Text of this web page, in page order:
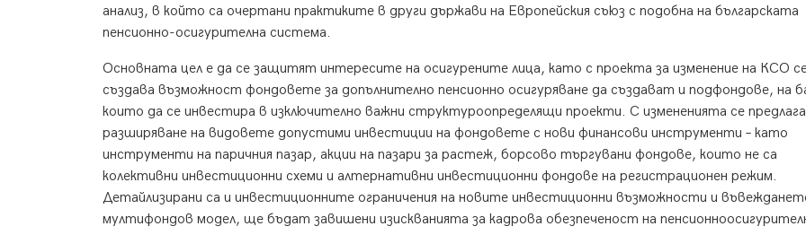
анализ, в който са очертани практиките в други държави на Европейския съюз с подобна на българската
пенсионно-осигурителна система.
Основната цел е да се защитят интересите на осигурените лица, като с проекта за изменение на КСО
създава възможност фондовете за допълнително пенсионно осигуряване да създават и подфондове, на
които да се инвестира в изключително важни структуроопределящи проекти. С измененията се предлага
разширяване на видовете допустими инвестиции на фондовете с нови финансови инструменти – като
инструменти на паричния пазар, акции на пазари за растеж, борсово търгувани фондове, които не са
колективни инвестиционни схеми и алтернативни инвестиционни фондове на регистрационен режим.
Детайлизирани са и инвестиционните ограничения на новите инвестиционни възможности и
мултифондов модел, ще бъдат завишени изискванията за кадрова обезпеченост на